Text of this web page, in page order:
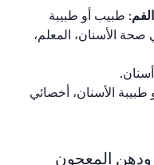
: طبيب أو طبيبة
صحة الأسنان، المعلم،
الأسنان، أخصائي
ودهن المعجون